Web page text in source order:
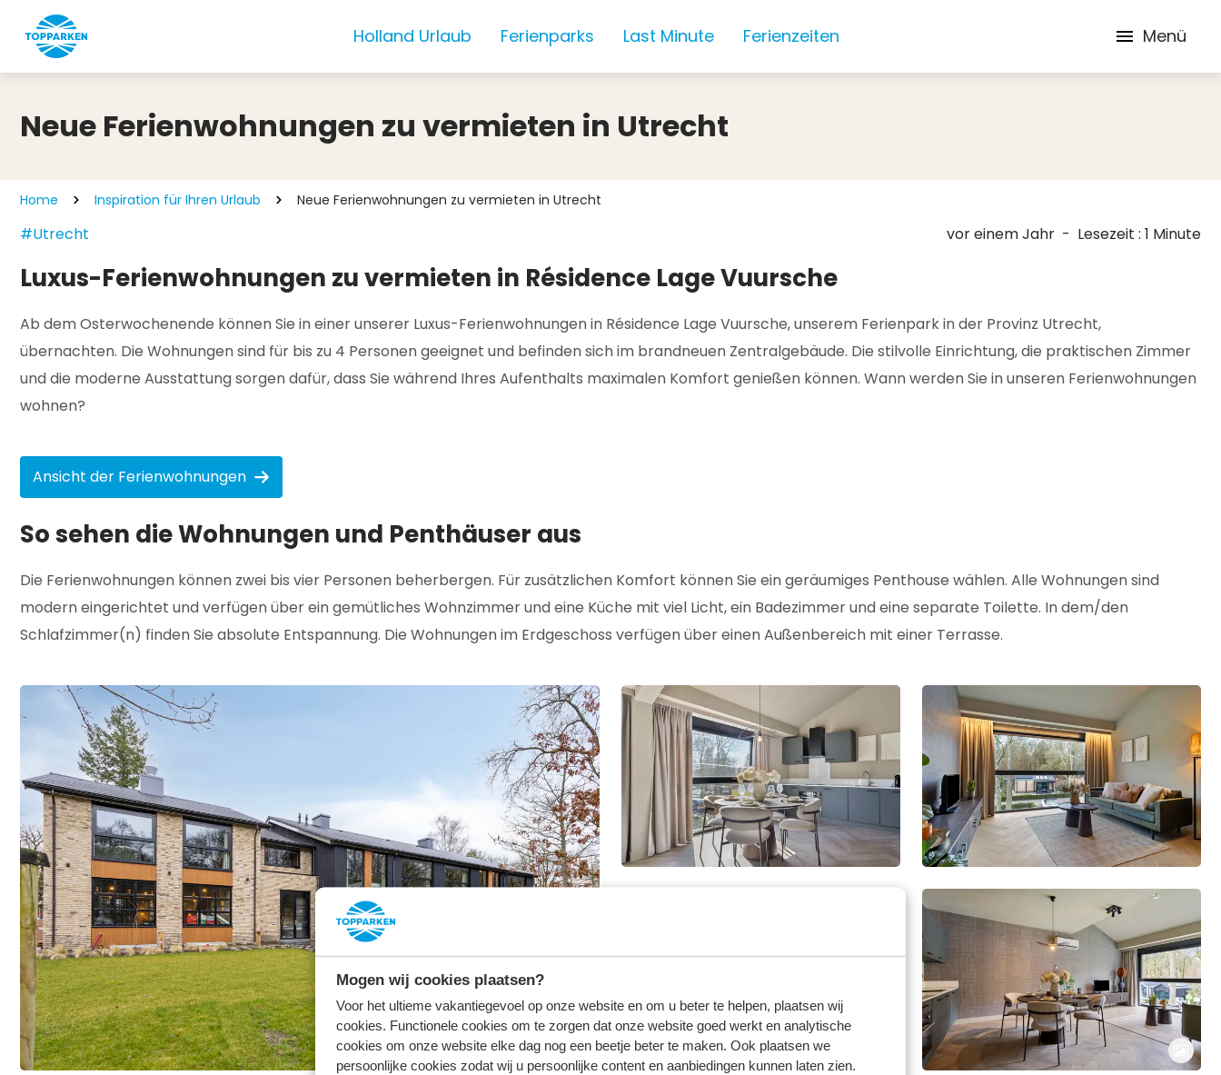
Mogen wij cookies plaatsen?
Voor het ultieme vakantiegevoel op onze website en om u beter te helpen, plaatsen wij
cookies. Functionele cookies om te zorgen dat onze website goed werkt en analytische
cookies om onze website elke dag nog een beetje beter te maken. Ook plaatsen we
persoonlijke cookies zodat wij u persoonlijke content en aanbiedingen kunnen laten zien.
Holland Urlaub Ferienparks Last Minute Ferienzeiten Menü
Neue Ferienwohnungen zu vermieten in Utrecht
Home Inspiration für Ihren Urlaub Neue Ferienwohnungen zu vermieten in Utrecht
#Utrecht vor einem Jahr - Lesezeit : 1 Minute
Luxus-Ferienwohnungen zu vermieten in Résidence Lage Vuursche
Ab dem Osterwochenende können Sie in einer unserer Luxus-Ferienwohnungen in Résidence Lage Vuursche, unserem Ferienpark in der Provinz Utrecht,
übernachten. Die Wohnungen sind für bis zu 4 Personen geeignet und befinden sich im brandneuen Zentralgebäude. Die stilvolle Einrichtung, die praktischen Zimmer
und die moderne Ausstattung sorgen dafür, dass Sie während Ihres Aufenthalts maximalen Komfort genießen können. Wann werden Sie in unseren Ferienwohnungen
wohnen?
Ansicht der Ferienwohnungen
So sehen die Wohnungen und Penthäuser aus
Die Ferienwohnungen können zwei bis vier Personen beherbergen. Für zusätzlichen Komfort können Sie ein geräumiges Penthouse wählen. Alle Wohnungen sind
modern eingerichtet und verfügen über ein gemütliches Wohnzimmer und eine Küche mit viel Licht, ein Badezimmer und eine separate Toilette. In dem/den
Schlafzimmer(n) finden Sie absolute Entspannung. Die Wohnungen im Erdgeschoss verfügen über einen Außenbereich mit einer Terrasse.